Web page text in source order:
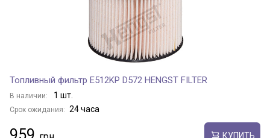
Топливный фильтр E512KP D572 HENGST FILTER
В наличии: 1 шт.
Срок ожидания: 24 часа
КУПИТЬ